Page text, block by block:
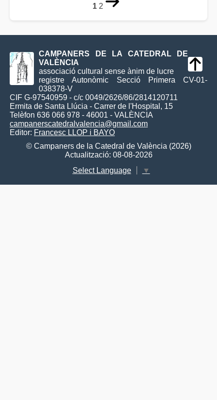
1 2
CAMPANERS DE LA CATEDRAL DE
VALÈNCIA
associació cultural sense ànim de lucre
registre Autonòmic Secció Primera CV-01-
038378-V
CIF G-97540959 - c/c 0049/2626/86/2814120711
Ermita de Santa Llúcia - Carrer de l'Hospital, 15
Telèfon 636 066 978 - 46001 - VALÈNCIA
campanerscatedralvalencia@gmail.com
Editor: Francesc LLOP i BAYO
© Campaners de la Catedral de València (2026)
Actualització: 08-08-2026
Select Language
▼